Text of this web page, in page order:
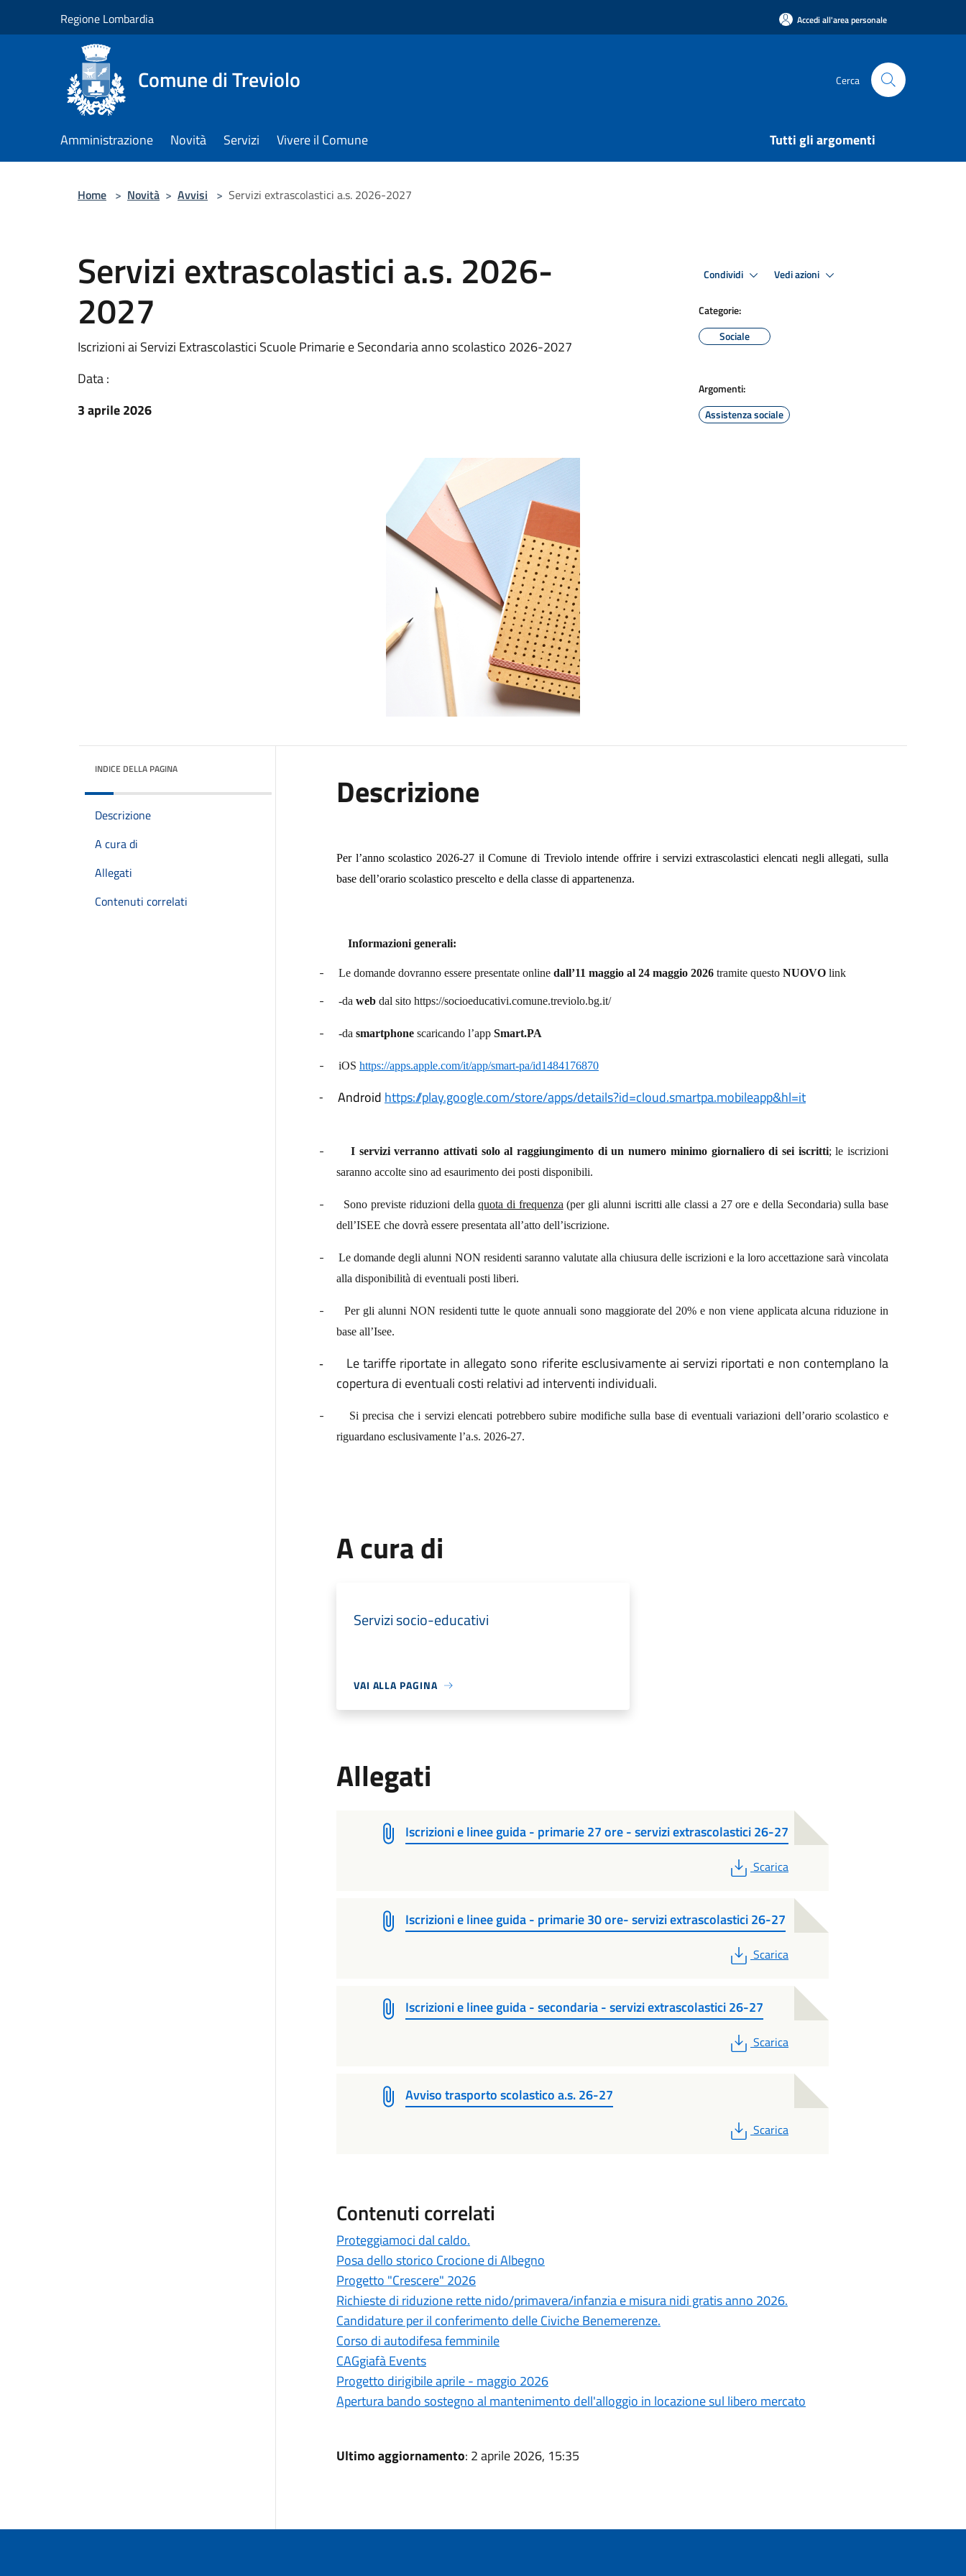
Regione Lombardia Accedi all'area personale
Comune di Treviolo Cerca
Amministrazione Novità Servizi Vivere il Comune Tutti gli argomenti
Home > Novità > Avvisi > Servizi extrascolastici a.s. 2026-2027
Servizi extrascolastici a.s. 2026-
2027
Iscrizioni ai Servizi Extrascolastici Scuole Primarie e Secondaria anno scolastico 2026-2027
Data :
3 aprile 2026
Condividi Vedi azioni
Categorie:
Sociale
Argomenti:
Assistenza sociale
INDICE DELLA PAGINA
Descrizione
A cura di
Allegati
Contenuti correlati
Descrizione
Per l’anno scolastico 2026-27 il Comune di Treviolo intende offrire i servizi extrascolastici elencati negli allegati, sulla
base dell’orario scolastico prescelto e della classe di appartenenza.
Informazioni generali:
- Le domande dovranno essere presentate online dall’11 maggio al 24 maggio 2026 tramite questo NUOVOlink
- -da web dal sito https://socioeducativi.comune.treviolo.bg.it/
- -da smartphone scaricando l’app Smart.PA
- iOS https://apps.apple.com/it/app/smart-pa/id1484176870
- Android https://play.google.com/store/apps/details?id=cloud.smartpa.mobileapp&hl=it
- I servizi verranno attivati solo al raggiungimento di un numero minimo giornaliero di sei iscritti; le iscrizioni
saranno accolte sino ad esaurimento dei posti disponibili.
- Sono previste riduzioni dellaquota di frequenza (per gli alunni iscritti alle classi a 27 ore e della Secondaria) sulla base
dell’ISEE che dovrà essere presentata all’atto dell’iscrizione.
-
Le domande degli alunni NON residenti saranno valutate alla chiusura delle iscrizioni e la loro accettazione sarà vincolata
alla disponibilità di eventuali posti liberi.
-
Per gli alunni NON residenti tutte le quote annuali sono maggiorate del 20% e non viene applicata alcuna riduzione in
base all’Isee.
-
Le tariffe riportate in allegato sono riferite esclusivamente ai servizi riportati e non contemplano la
copertura di eventuali costi relativi ad interventi individuali.
-
Si precisa che i servizi elencati potrebbero subire modifiche sulla base di eventuali variazioni dell’orario scolastico e
riguardano esclusivamente l’a.s. 2026-27.
A cura di
Servizi socio-educativi
VAI ALLA PAGINA
Allegati
Iscrizioni e linee guida - primarie 27 ore - servizi extrascolastici 26-27
PDF
Scarica
Iscrizioni e linee guida - primarie 30 ore- servizi extrascolastici 26-27
PDF
Scarica
Iscrizioni e linee guida - secondaria - servizi extrascolastici 26-27
PDF
Scarica
Avviso trasporto scolastico a.s. 26-27
PDF
Scarica
Contenuti correlati
Proteggiamoci dal caldo.
Posa dello storico Crocione di Albegno
Progetto "Crescere" 2026
Richieste di riduzione rette nido/primavera/infanzia e misura nidi gratis anno 2026.
Candidature per il conferimento delle Civiche Benemerenze.
Corso di autodifesa femminile
CAGgiafà Events
Progetto dirigibile aprile - maggio 2026
Apertura bando sostegno al mantenimento dell'alloggio in locazione sul libero mercato
Ultimo aggiornamento: 2 aprile 2026, 15:35